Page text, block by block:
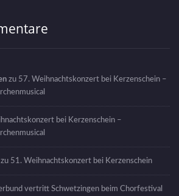
zu 57. Weihnachtskonzert bei Kerzenschein –
bei Kerzenschein –
zu 51. Weihnachtskonzert bei Kerzenschein
vertritt Schwetzingen beim Chorfestival